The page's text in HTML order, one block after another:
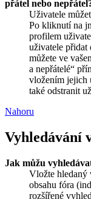
přátel nebo
Uživatele
Po kliknutí na
profilem
uživatele přidat
můžete ve
a nepřátelé“
vložením jejich
také odstranit
Nahoru
Vyhledávání
Jak můžu
Vložte hledaný
obsahu fóra
rozšířené